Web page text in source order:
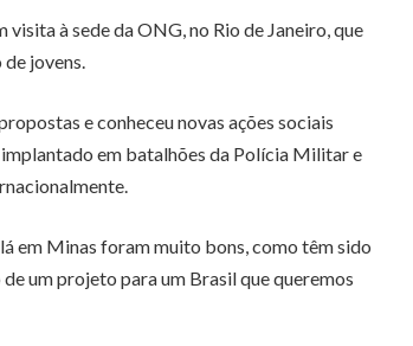
à sede da ONG, no Rio de Janeiro, que
jovens.
e conheceu novas ações sociais
implantado em batalhões da Polícia Militar e
em Minas foram muito bons, como têm sido
um projeto para um Brasil que queremos